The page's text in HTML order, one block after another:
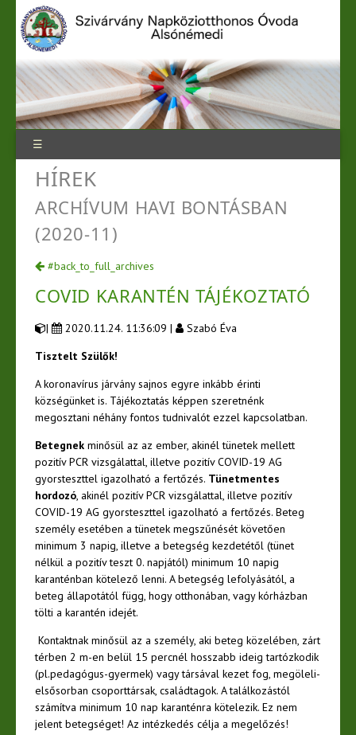
☰
HÍREK
ARCHÍVUM HAVI BONTÁSBAN
(2020-11)
#back_to_full_archives
COVID KARANTÉN TÁJÉKOZTATÓ
| 2020.11.24. 11:36:09 |
Szabó Éva
Tisztelt Szülők!
A koronavírus járvány sajnos egyre inkább érinti
községünket is. Tájékoztatás képpen szeretnénk
megosztani néhány fontos tudnivalót ezzel kapcsolatban.
Betegnek minősül az az ember, akinél tünetek mellett
pozitív PCR vizsgálattal, illetve pozitív COVID-19 AG
gyorsteszttel igazolható a fertőzés. Tünetmentes
hordozó , akinél pozitív PCR vizsgálattal, illetve pozitív
COVID-19 AG gyorsteszttel igazolható a fertőzés. Beteg
személy esetében a tünetek megszűnését követően
minimum 3 napig, illetve a betegség kezdetétől (tünet
nélkül a pozitív teszt 0. napjától) minimum 10 napig
karanténban kötelező lenni. A betegség lefolyásától, a
beteg állapotától függ, hogy otthonában, vagy kórházban
tölti a karantén idejét.
Kontaktnak minősül az a személy, aki beteg közelében, zárt
térben 2 m-en belül 15 percnél hosszabb ideig tartózkodik
(pl.pedagógus-gyermek) vagy társával kezet fog, megöleli-
elsősorban csoporttársak, családtagok. A találkozástól
számítva minimum 10 nap karanténra kötelezik. Ez nem
jelent betegséget! Az intézkedés célja a megelőzés!